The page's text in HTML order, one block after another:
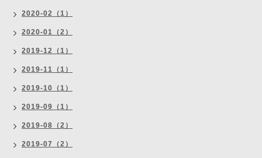
2020-02（1）
2020-01（2）
2019-12（1）
2019-11（1）
2019-10（1）
2019-09（1）
2019-08（2）
2019-07（2）